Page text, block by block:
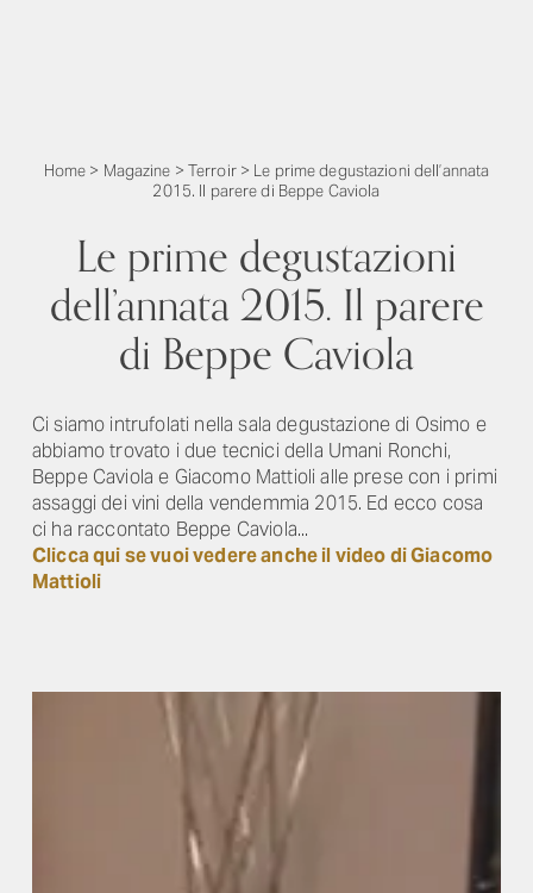
Home > Magazine > Terroir> Le prime degustazioni dell’annata
2015. Il parere di Beppe Caviola
Le prime degustazioni
dell’annata 2015. Il parere
di Beppe Caviola
Ci siamo intrufolati nella sala degustazione di Osimo e
abbiamo trovato i due tecnici della Umani Ronchi,
Beppe Caviola e Giacomo Mattioli alle prese con i primi
assaggi dei vini della vendemmia 2015. Ed ecco cosa
ci ha raccontato Beppe Caviola...
Clicca qui se vuoi vedere anche il video di Giacomo
Mattioli